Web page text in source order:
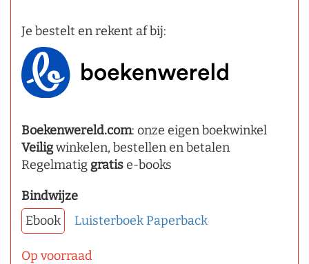
Je bestelt en rekent af bij:
Boekenwereld.com: onze eigen boekwinkel
Veiligwinkelen, bestellen en betalen
Regelmatig gratise-books
Bindwijze
Ebook
Luisterboek Paperback
Op voorraad